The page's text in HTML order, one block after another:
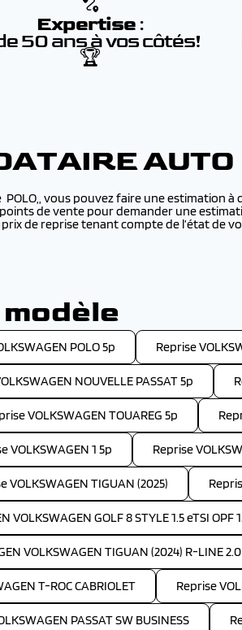
Expertise :
50 ans à vos côtés!
🏆
AUTO
vous pouvez faire une estimation
de vente pour demander une
de reprise tenant compte de l’état de
POLO 5p Reprise
NOUVELLE PASSAT 5p
VOLKSWAGEN TOUAREG 5p
VOLKSWAGEN 1 5p Reprise
VOLKSWAGEN TIGUAN (2025)
VOLKSWAGEN GOLF 8 STYLE 1.5 eTSI OPF
VOLKSWAGEN TIGUAN (2024) R-LINE 2.0
T-ROC CABRIOLET Reprise
PASSAT SW BUSINESS